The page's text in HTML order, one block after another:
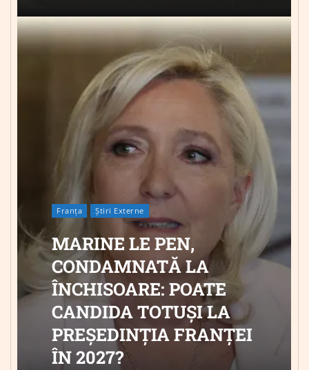
Franța Știri Externe
MARINE LE PEN,
CONDAMNATĂ LA
ÎNCHISOARE: POATE
CANDIDA TOTUȘI LA
PREȘEDINȚIA FRANȚEI
ÎN 2027?